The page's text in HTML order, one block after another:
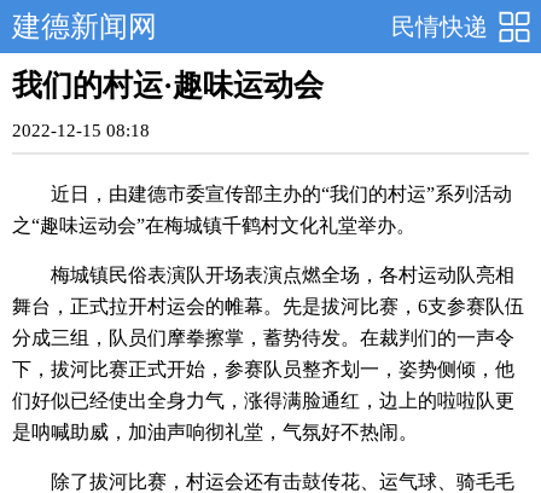
民情快递
建德新闻网
我们的村运·趣味运动会
2022-12-15 08:18
近日，由建德市委宣传部主办的“我们的村运”系列活动
之“趣味运动会”在梅城镇千鹤村文化礼堂举办。
梅城镇民俗表演队开场表演点燃全场，各村运动队亮相
舞台，正式拉开村运会的帷幕。先是拔河比赛，6支参赛队伍
分成三组，队员们摩拳擦掌，蓄势待发。在裁判们的一声令
下，拔河比赛正式开始，参赛队员整齐划一，姿势侧倾，他
们好似已经使出全身力气，涨得满脸通红，边上的啦啦队更
是呐喊助威，加油声响彻礼堂，气氛好不热闹。
除了拔河比赛，村运会还有击鼓传花、运气球、骑毛毛